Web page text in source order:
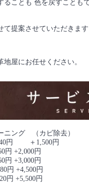
ることも 色を戻すことも
て提案させていただきま
屋にお任せください。
ニング （カビ除去）
＋1,500円
+2,000円
+3,000円
円 +4,500円
円 +5,500円